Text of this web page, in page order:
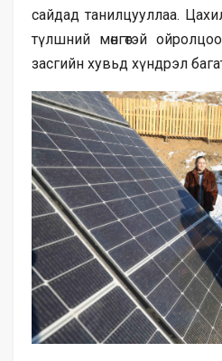
сайдад танилцууллаа.
түлшний мөнгөтэй
засгийн хувьд хүндрэл